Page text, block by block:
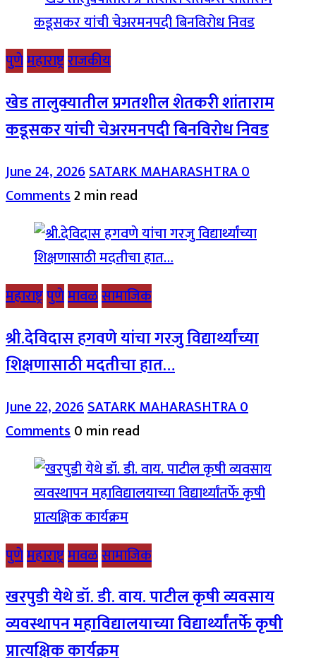
पुणेमहाराष्ट्रराजकीय
खेड तालुक्यातील प्रगतशील शेतकरी शांताराम
कडूसकर यांची चेअरमनपदी बिनविरोध निवड
June 24, 2026SATARK MAHARASHTRA0
Comments2 min read
महाराष्ट्रपुणेमावळसामाजिक
श्री.देविदास हगवणे यांचा गरजु विद्यार्थ्यांच्या
शिक्षणासाठी मदतीचा हात…
June 22, 2026SATARK MAHARASHTRA0
Comments0 min read
पुणेमहाराष्ट्रमावळसामाजिक
खरपुडी येथे डॉ. डी. वाय. पाटील कृषी व्यवसाय
व्यवस्थापन महाविद्यालयाच्या विद्यार्थ्यांतर्फे कृषी
प्रात्यक्षिक कार्यक्रम